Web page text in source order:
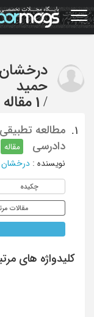
Skip
to
main
درخشان
حمید
/ 1 مقاله
1.
مطالعه
دادرسی
مقاله
نویسنده : درخشان
چکیده
مقالات
کلیدواژه های